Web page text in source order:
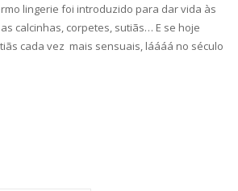
lingerie foi introduzido para dar vida às
calcinhas, corpetes, sutiãs… E se hoje
cada vez mais sensuais, láááá no século